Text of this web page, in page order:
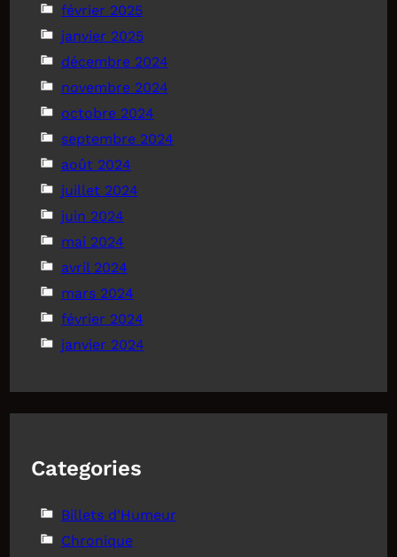
février 2025
janvier 2025
décembre 2024
novembre 2024
octobre 2024
septembre 2024
août 2024
juillet 2024
juin 2024
mai 2024
avril 2024
mars 2024
février 2024
janvier 2024
Categories
Billets d'Humeur
Chronique